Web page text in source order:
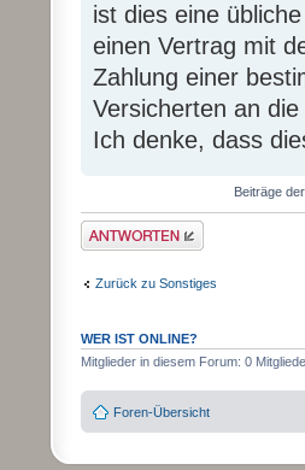
ist dies eine
einen Vertrag mit
Zahlung einer
Versicherten an
Ich denke, dass
Beiträge
Antwort erstellen
Zurück zu Sonstiges
WER IST ONLINE?
Mitglieder in diesem Forum: 0
Foren-Übersicht